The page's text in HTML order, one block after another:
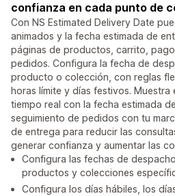
confianza en cada punto de
Con NS Estimated Delivery Date
animados y la fecha estimada de
páginas de productos, carrito,
pedidos. Configura la fecha de
producto o colección, con reglas
horas límite y días festivos.
tiempo real con la fecha estimada
seguimiento de pedidos con tu
de entrega para reducir las
generar confianza y aumentar las
Configura las fechas de
productos y colecciones
Configura los días hábiles, los